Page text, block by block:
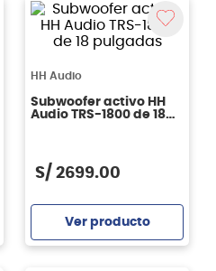
HH Audio
Subwoofer activo HH
Audio TRS-1800 de 18
S/ 2699.00
Ver producto